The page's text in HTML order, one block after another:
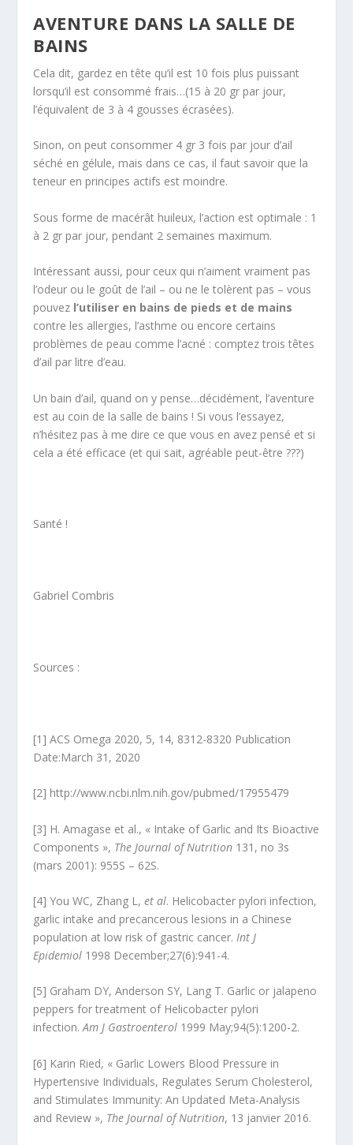
AVENTURE DANS LA SALLE DE
BAINS
Cela dit, gardez en tête qu’il est 10 fois plus puissant
lorsqu’il est consommé frais…(15 à 20 gr par jour,
l’équivalent de 3 à 4 gousses écrasées).
Sinon, on peut consommer 4 gr 3 fois par jour d’ail
séché en gélule, mais dans ce cas, il faut savoir que la
teneur en principes actifs est moindre.
Sous forme de macérât huileux, l’action est optimale : 1
à 2 gr par jour, pendant 2 semaines maximum.
Intéressant aussi, pour ceux qui n’aiment vraiment pas
l’odeur ou le goût de l’ail – ou ne le tolèrent pas – vous
pouvez l’utiliser en bains de pieds et de mains
contre les allergies, l’asthme ou encore certains
problèmes de peau comme l’acné : comptez trois têtes
d’ail par litre d’eau.
Un bain d’ail, quand on y pense…décidément, l’aventure
est au coin de la salle de bains ! Si vous l’essayez,
n’hésitez pas à me dire ce que vous en avez pensé et si
cela a été efficace (et qui sait, agréable peut-être ???)
Santé !
Gabriel Combris
Sources :
[1] ACS Omega 2020, 5, 14, 8312-8320 Publication
Date:March 31, 2020
[2] http://www.ncbi.nlm.nih.gov/pubmed/17955479
[3] H. Amagase et al., « Intake of Garlic and Its Bioactive
Components », The Journal of Nutrition 131, no 3s
(mars 2001): 955S – 62S.
[4] You WC, Zhang L,et al. Helicobacter pylori infection,
garlic intake and precancerous lesions in a Chinese
population at low risk of gastric cancer.Int J
Epidemiol 1998 December;27(6):941-4.
[5] Graham DY, Anderson SY, Lang T. Garlic or jalapeno
peppers for treatment of Helicobacter pylori
infection.Am J Gastroenterol 1999 May;94(5):1200-2.
[6] Karin Ried, « Garlic Lowers Blood Pressure in
Hypertensive Individuals, Regulates Serum Cholesterol,
and Stimulates Immunity: An Updated Meta-Analysis
and Review », The Journal of Nutrition, 13 janvier 2016.